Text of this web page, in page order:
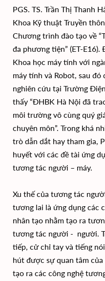
PGS. TS. Trần Thị Thanh
Khoa Kỹ thuật Truyền
Chương trình đào tạo về
đa phương tiện” (ET-
Khoa học máy tính với
máy tính và Robot, sau đó
nghiên cứu tại Trường
thấy “ĐHBK Hà Nội đã
môi trường vô cùng quý
chuyên môn”. Trong khá
trò dẫn dắt hay tham gia,
huyết với các đề tài ứng
tương tác người – máy.
Xu thế của tương tác
tương lai là ứng dụng các
nhân tạo nhằm tạo ra
tương tác người - người.
tiếp, cử chỉ tay và tiếng
hút được sự quan tâm
tạo ra các công nghệ